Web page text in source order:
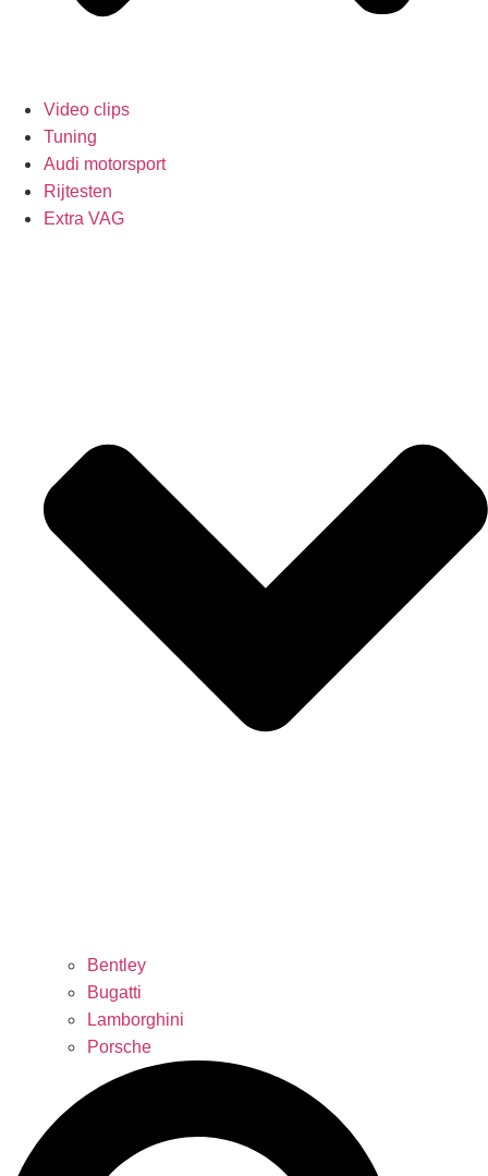
Video clips
Tuning
Audi motorsport
Rijtesten
Extra VAG
Bentley
Bugatti
Lamborghini
Porsche